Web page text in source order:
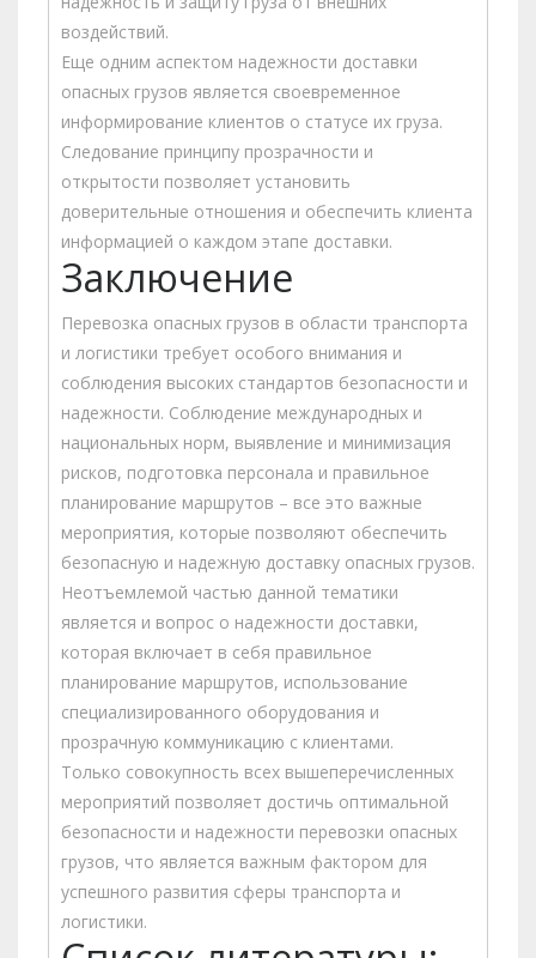
воздействий.
Еще одним аспектом надежности доставки
опасных грузов является своевременное
информирование клиентов о статусе их груза.
Следование принципу прозрачности и
открытости позволяет установить
доверительные отношения и обеспечить клиента
информацией о каждом этапе доставки.
Заключение
Перевозка опасных грузов в области транспорта
и логистики требует особого внимания и
соблюдения высоких стандартов безопасности и
надежности. Соблюдение международных и
национальных норм, выявление и минимизация
рисков, подготовка персонала и правильное
планирование маршрутов – все это важные
мероприятия, которые позволяют обеспечить
безопасную и надежную доставку опасных грузов.
Неотъемлемой частью данной тематики
является и вопрос о надежности доставки,
которая включает в себя правильное
планирование маршрутов, использование
специализированного оборудования и
прозрачную коммуникацию с клиентами.
Только совокупность всех вышеперечисленных
мероприятий позволяет достичь оптимальной
безопасности и надежности перевозки опасных
грузов, что является важным фактором для
успешного развития сферы транспорта и
логистики.